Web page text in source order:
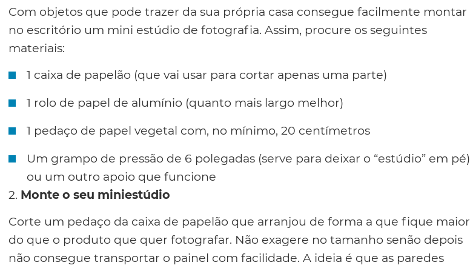
Com objetos que pode trazer da sua própria casa consegue facilmente montar
no escritório um mini estúdio de fotografia. Assim, procure os seguintes
materiais:
1 caixa de papelão (que vai usar para cortar apenas uma parte)
1 rolo de papel de alumínio (quanto mais largo melhor)
1 pedaço de papel vegetal com, no mínimo, 20 centímetros
Um grampo de pressão de 6 polegadas (serve para deixar o “estúdio” em pé)
ou um outro apoio que funcione
2. Monte o seu miniestúdio
Corte um pedaço da caixa de papelão que arranjou de forma a que fique maior
do que o produto que quer fotografar. Não exagere no tamanho senão depois
não consegue transportar o painel com facilidade. A ideia é que as paredes